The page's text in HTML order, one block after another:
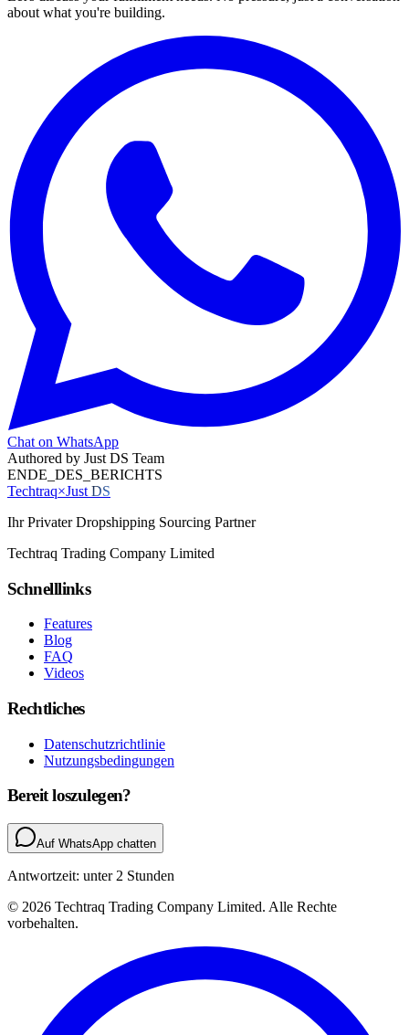
about what you're building.
Chat on WhatsApp
Authored by Just DS Team
ENDE_DES_BERICHTS
Techtraq×Just DS
Ihr Privater Dropshipping Sourcing Partner
Techtraq Trading Company Limited
Schnelllinks
Features
Blog
FAQ
Videos
Rechtliches
Datenschutzrichtlinie
Nutzungsbedingungen
Bereit loszulegen?
Auf WhatsApp chatten
Antwortzeit: unter 2 Stunden
© 2026 Techtraq Trading Company Limited. Alle Rechte
vorbehalten.